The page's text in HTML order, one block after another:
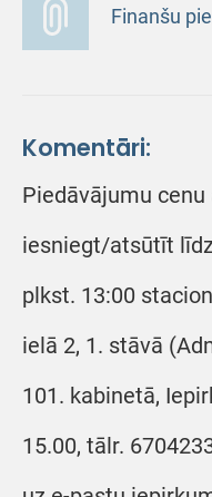
Finanšu
Komentāri:
Piedāvājumu
iesniegt/atsūtīt
plkst. 13:00
ielā 2, 1. stāvā
101. kabinetā,
15.00, tālr.